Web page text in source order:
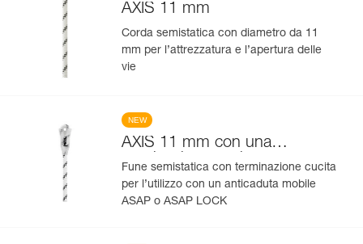
AXIS 11 mm
Corda semistatica con diametro da 11
mm per l’attrezzatura e l’apertura delle
vie
NEW
AXIS 11 mm con una
terminazione cucita
Fune semistatica con terminazione cucita
per l’utilizzo con un anticaduta mobile
ASAP o ASAP LOCK